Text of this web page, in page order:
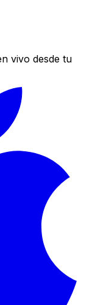
vivo desde tu